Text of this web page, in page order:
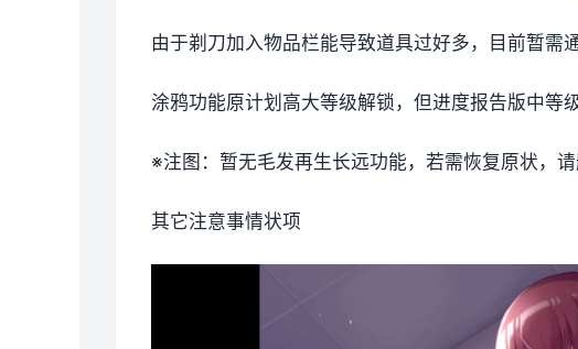
由于剃刀加入物品栏能导致道具过好多，目前暂需
涂鸦功能原计划高大等级解锁，但进度报告版中等
※注图 ：暂无毛发再生长远功能，若需恢复原状，
其它注意事情状项